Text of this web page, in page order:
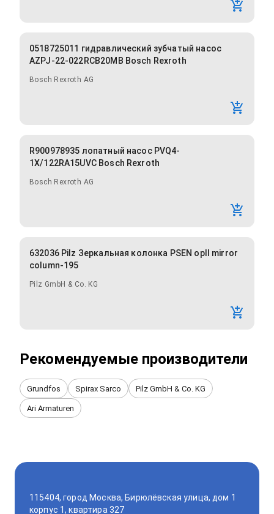
0518725011 гидравлический зубчатый насос
AZPJ-22-022RCB20MB Bosch Rexroth
Bosch Rexroth AG
R900978935 лопатный насос PVQ4-
1X/122RA15UVC Bosch Rexroth
Bosch Rexroth AG
632036 Pilz Зеркальная колонка PSEN opII mirror
column-195
Pilz GmbH & Co. KG
Рекомендуемые производители
Grundfos Spirax Sarco Pilz GmbH & Co. KG
Ari Armaturen
115404, город Москва, Бирюлёвская улица, дом 1
корпус 1, квартира 327